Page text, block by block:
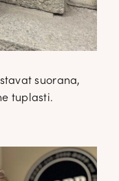
suorana,
tuplasti.